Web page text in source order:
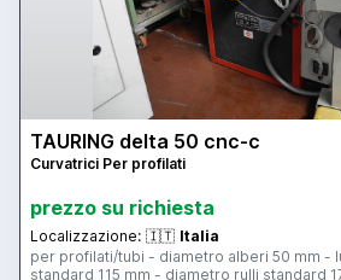
TAURING delta 50 cnc-c
Curvatrici Per profilati
prezzo su richiesta
Localizzazione: 🇮🇹 Italia
per profilati/tubi - diametro alberi 50 mm -
standard 115 mm - diametro rulli standard